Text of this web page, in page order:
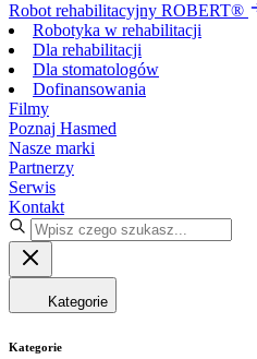
Robot rehabilitacyjny ROBERT®
Robotyka w rehabilitacji
Dla rehabilitacji
Dla stomatologów
Dofinansowania
Filmy
Poznaj Hasmed
Nasze marki
Partnerzy
Serwis
Kontakt
Kategorie
Kategorie